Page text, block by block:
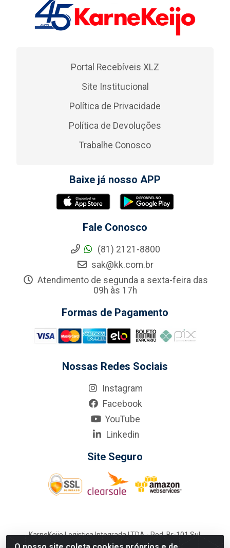
Portal Recebíveis XLZ
Site Institucional
Política de Privacidade
Política de Devoluções
Trabalhe Conosco
Baixe já nosso APP
Fale Conosco
(81) 2121-8800
sak@kk.com.br
Atendimento de segunda a sexta-feira das
09h às 17h
Formas de Pagamento
Nossas Redes Sociais
Instagram
Facebook
YouTube
Linkedin
Site Seguro
KarneKeijo Logistica Integrada LTDA - Rod. Br-101 Sul,
nº3700 - Barro, Recife/PE, 50900-400 CNPJ: